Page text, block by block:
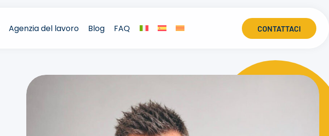
Agenzia del lavoro Blog FAQ CONTATTACI